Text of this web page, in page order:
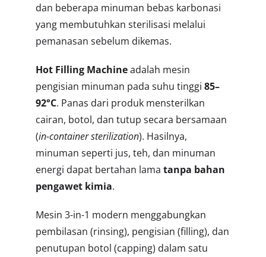
dan beberapa minuman bebas karbonasi
yang membutuhkan sterilisasi melalui
pemanasan sebelum dikemas.
Hot Filling Machineadalah mesin
pengisian minuman pada suhu tinggi 85–
92°C. Panas dari produk mensterilkan
cairan, botol, dan tutup secara bersamaan
(in-container sterilization). Hasilnya,
minuman seperti jus, teh, dan minuman
energi dapat bertahan lama tanpa bahan
pengawet kimia.
Mesin 3-in-1 modern menggabungkan
pembilasan (rinsing), pengisian (filling), dan
penutupan botol (capping) dalam satu